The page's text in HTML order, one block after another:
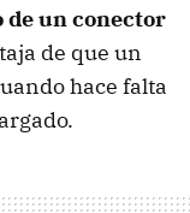
de un conector
de que un
hace falta